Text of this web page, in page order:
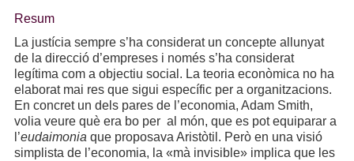
Resum
La justícia sempre s’ha considerat un concepte allunyat
de la direcció d’empreses i només s’ha considerat
legítima com a objectiu social. La teoria econòmica no ha
elaborat mai res que sigui específic per a organitzacions.
En concret un dels pares de l’economia, Adam Smith,
volia veure què era bo per al món, que es pot equiparar a
l’eudaimonia que proposava Aristòtil. Però en una visió
simplista de l’economia, la «mà invisible» implica que les